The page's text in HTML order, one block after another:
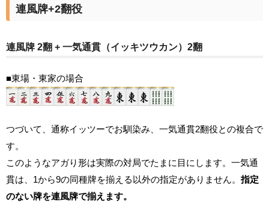
連風牌+2翻役
連風牌 2翻 + 一気通貫（イッキツウカン）2翻
■東場・東家の場合
つづいて、通称イッツーでお馴染み、一気通貫2翻役との複合で
す。
このようなアガり形は実際の対局でたまに目にします。一気通
貫は、1から9の同種牌を揃える以外の指定がありません。 指定
のない牌を連風牌で揃えます。